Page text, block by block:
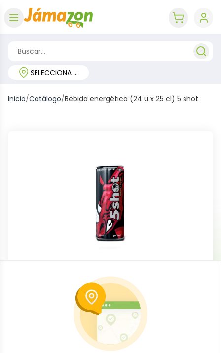
SELECCIONA TU REGIÓN
Inicio/Catálogo/Bebida energética (24 u x 25 cl) 5 shot
Bebida energética (24 u x 25 cl) 5 shot
B-JAM-001-1742